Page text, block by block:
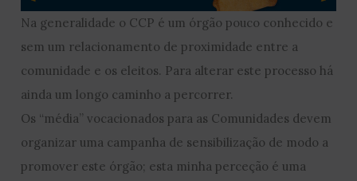
Na generalidade o CCP é um órgão pouco conhecido e
sem um relacionamento de proximidade entre a
comunidade e os eleitos. Para alterar este processo há
ainda um longo caminho a percorrer.
Os “média” vocacionados para as Comunidades devem
organizar uma campanha de sensibilização de modo a
promover este órgão; esta minha perceção é uma